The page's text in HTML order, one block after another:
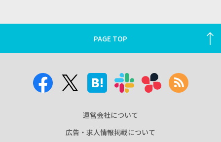
PAGE TOP
運営会社について
広告・求人情報掲載について